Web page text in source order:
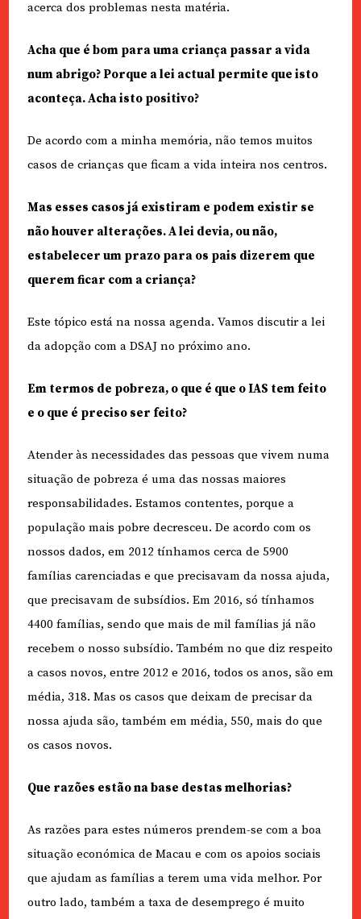
acerca dos problemas nesta matéria.
Acha que é bom para uma criança passar a vida
num abrigo? Porque a lei actual permite que isto
aconteça. Acha isto positivo?
De acordo com a minha memória, não temos muitos
casos de crianças que ficam a vida inteira nos centros.
Mas esses casos já existiram e podem existir se
não houver alterações. A lei devia, ou não,
estabelecer um prazo para os pais dizerem que
querem ficar com a criança?
Este tópico está na nossa agenda. Vamos discutir a lei
da adopção com a DSAJ no próximo ano.
Em termos de pobreza, o que é que o IAS tem feito
e o que é preciso ser feito?
Atender às necessidades das pessoas que vivem numa
situação de pobreza é uma das nossas maiores
responsabilidades. Estamos contentes, porque a
população mais pobre decresceu. De acordo com os
nossos dados, em 2012 tínhamos cerca de 5900
famílias carenciadas e que precisavam da nossa ajuda,
que precisavam de subsídios. Em 2016, só tínhamos
4400 famílias, sendo que mais de mil famílias já não
recebem o nosso subsídio. Também no que diz respeito
a casos novos, entre 2012 e 2016, todos os anos, são em
média, 318. Mas os casos que deixam de precisar da
nossa ajuda são, também em média, 550, mais do que
os casos novos.
Que razões estão na base destas melhorias?
As razões para estes números prendem-se com a boa
situação económica de Macau e com os apoios sociais
que ajudam as famílias a terem uma vida melhor. Por
outro lado, também a taxa de desemprego é muito